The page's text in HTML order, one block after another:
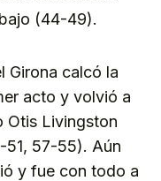
(44-49).
Girona calcó la
acto y volvió a
Otis Livingston
51, 57-55). Aún
y fue con todo a